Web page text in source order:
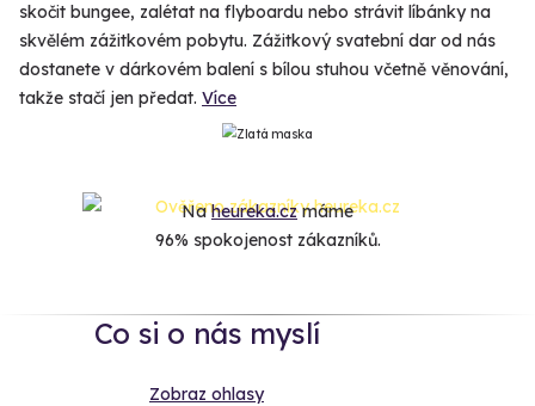
skočit bungee, zalétat na flyboardu nebo strávit líbánky na
skvělém zážitkovém pobytu. Zážitkový svatební dar od nás
dostanete v dárkovém balení s bílou stuhou včetně věnování,
takže stačí jen předat. Více
Naheureka.czmáme
96% spokojenost zákazníků.
Co si o nás myslí
Zobraz ohlasy